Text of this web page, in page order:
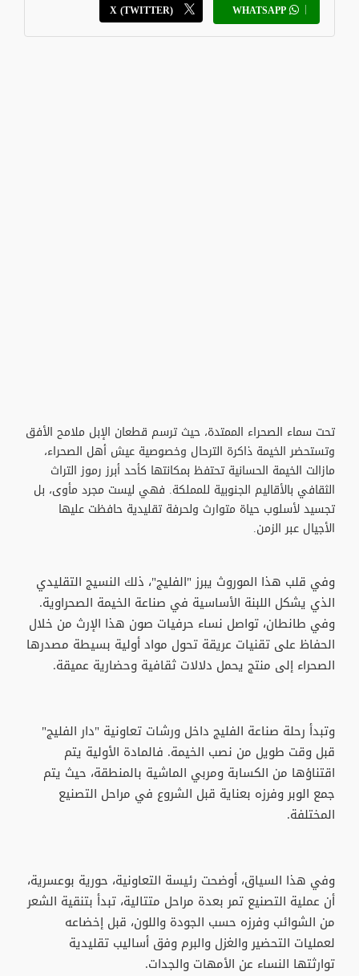
WHATSAPP
X (TWITTER)
تحت سماء الصحراء الممتدة، حيث ترسم قطعان الإبل ملامح الأفق
وتستحضر الخيمة ذاكرة الترحال وخصوصية عيش أهل الصحراء،
مازالت الخيمة الحسانية تحتفظ بمكانتها كأحد أبرز رموز التراث
الثقافي بالأقاليم الجنوبية للمملكة. فهي ليست مجرد مأوى، بل
تجسيد لأسلوب حياة متوارث ولحرفة تقليدية حافظت عليها
الأجيال عبر الزمن.
وفي قلب هذا الموروث يبرز "الفليج"، ذلك النسيج التقليدي
الذي يشكل اللبنة الأساسية في صناعة الخيمة الصحراوية.
وفي طانطان، تواصل نساء حرفيات صون هذا الإرث من خلال
الحفاظ على تقنيات عريقة تحول مواد أولية بسيطة مصدرها
الصحراء إلى منتج يحمل دلالات ثقافية وحضارية عميقة.
وتبدأ رحلة صناعة الفليج داخل ورشات تعاونية "دار الفليج"
قبل وقت طويل من نصب الخيمة. فالمادة الأولية يتم
اقتناؤها من الكسابة ومربي الماشية بالمنطقة، حيث يتم
جمع الوبر وفرزه بعناية قبل الشروع في مراحل التصنيع
المختلفة.
وفي هذا السياق، أوضحت رئيسة التعاونية، حورية بوعسرية،
أن عملية التصنيع تمر بعدة مراحل متتالية، تبدأ بتنقية الشعر
من الشوائب وفرزه حسب الجودة واللون، قبل إخضاعه
لعمليات التحضير والغزل والبرم وفق أساليب تقليدية
توارثتها النساء عن الأمهات والجدات.